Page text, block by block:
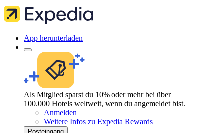
App herunterladen
Als Mitglied sparst du 10% oder mehr bei über
100.000 Hotels weltweit, wenn du angemeldet bist.
Anmelden
Weitere Infos zu Expedia Rewards
Posteingang